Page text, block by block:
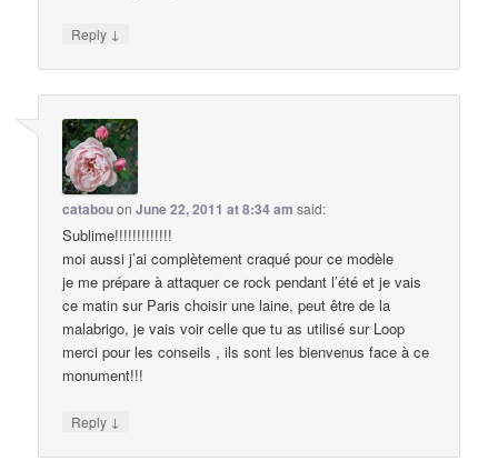
Reply ↓
catabouonJune 22, 2011 at 8:34 am said:
Sublime!!!!!!!!!!!!!
moi aussi j’ai complètement craqué pour ce modèle
je me prépare à attaquer ce rock pendant l’été et je vais
ce matin sur Paris choisir une laine, peut être de la
malabrigo, je vais voir celle que tu as utilisé sur Loop
merci pour les conseils , ils sont les bienvenus face à ce
monument!!!
Reply ↓